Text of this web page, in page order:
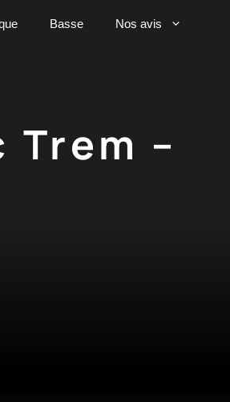
Basse Nos avis
–